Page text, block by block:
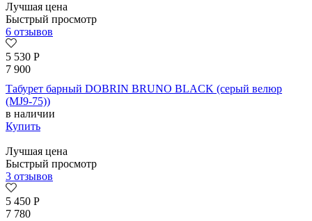
Лучшая цена
Быстрый просмотр
6 отзывов
5 530 Р
7 900
Табурет барный DOBRIN BRUNO BLACK (серый велюр
(MJ9-75))
в наличии
Купить
Лучшая цена
Быстрый просмотр
3 отзывов
5 450 Р
7 780